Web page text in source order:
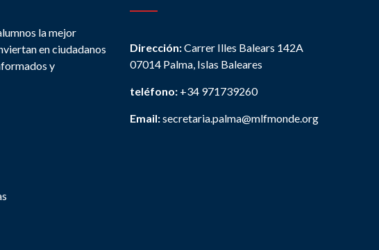
la mejor
en ciudadanos
y
Dirección:Carrer Illes Balears 142A
07014 Palma, Islas Baleares
teléfono: +34 971739260
Email:secretaria.palma@mlfmonde.org